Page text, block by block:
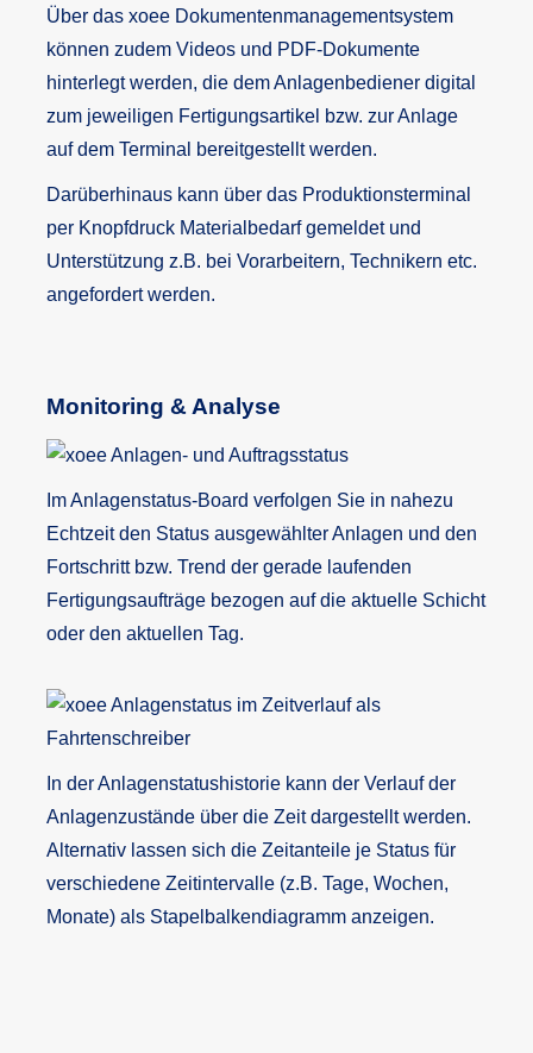
Über das xoee Dokumentenmanagementsystem
können zudem Videos und PDF-Dokumente
hinterlegt werden, die dem Anlagenbediener digital
zum jeweiligen Fertigungsartikel bzw. zur Anlage
auf dem Terminal bereitgestellt werden.
Darüberhinaus kann über das Produktionsterminal
per Knopfdruck Materialbedarf gemeldet und
Unterstützung z.B. bei Vorarbeitern, Technikern etc.
angefordert werden.
Monitoring & Analyse
Im Anlagenstatus-Board verfolgen Sie in nahezu
Echtzeit den Status ausgewählter Anlagen und den
Fortschritt bzw. Trend der gerade laufenden
Fertigungsaufträge bezogen auf die aktuelle Schicht
oder den aktuellen Tag.
In der Anlagenstatushistorie kann der Verlauf der
Anlagenzustände über die Zeit dargestellt werden.
Alternativ lassen sich die Zeitanteile je Status für
verschiedene Zeitintervalle (z.B. Tage, Wochen,
Monate) als Stapelbalkendiagramm anzeigen.